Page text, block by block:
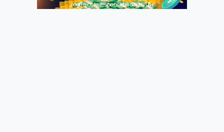
Jogue com responsabilidade. 18+